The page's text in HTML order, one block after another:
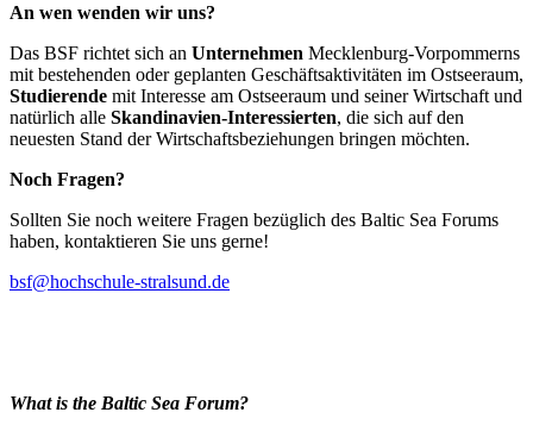
An wen wenden wir uns?
Das BSF richtet sich an Unternehmen Mecklenburg-Vorpommerns
mit bestehenden oder geplanten Geschäftsaktivitäten im Ostseeraum,
Studierende mit Interesse am Ostseeraum und seiner Wirtschaft und
natürlich alle Skandinavien-Interessierten, die sich auf den
neuesten Stand der Wirtschaftsbeziehungen bringen möchten.
Noch Fragen?
Sollten Sie noch weitere Fragen bezüglich des Baltic Sea Forums
haben, kontaktieren Sie uns gerne!
bsf@hochschule-stralsund.de
What is the Baltic Sea Forum?